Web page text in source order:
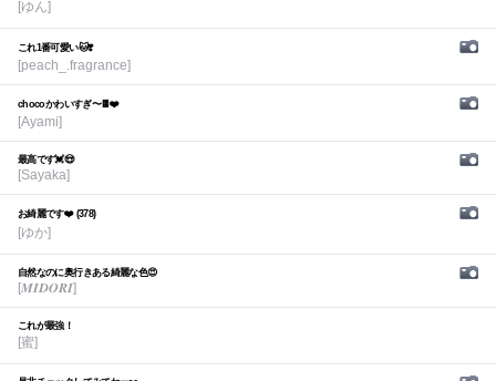
[ゆん]
これ1番可愛い🐱❣️
[peach_.fragrance]
chocoかわいすぎ〜🍫❤️
[Ayami]
最高です💓😍
[Sayaka]
お綺麗です❤️ (378)
[ゆか]
自然なのに奥行きある綺麗な色😍
[𝑴𝑰𝑫𝑶𝑹𝑰]
これが最強！
[蜜]